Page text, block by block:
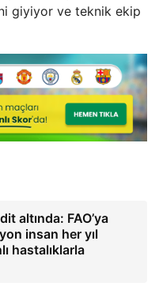
giyiyor ve teknik ekip
altında: FAO’ya
insan her yıl
hastalıklarla